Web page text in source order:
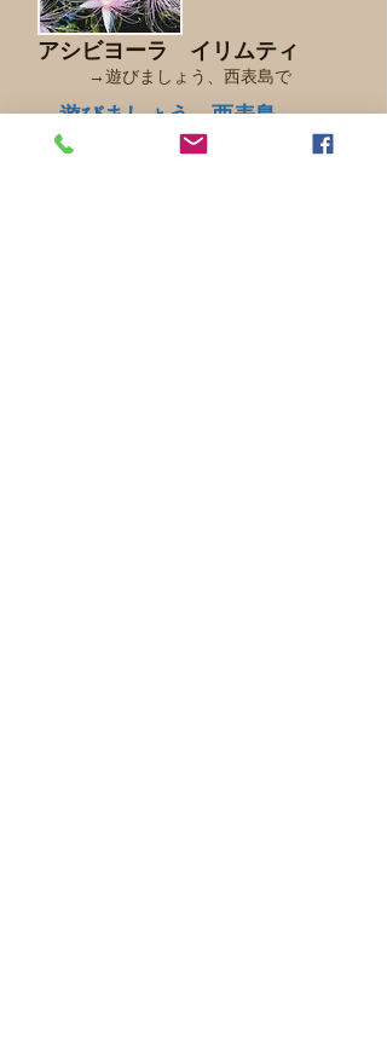
アシビヨーラ イリムティ
→遊びましょう、西表島で
→遊びましょう、西表島
で
P4 目次コンテン